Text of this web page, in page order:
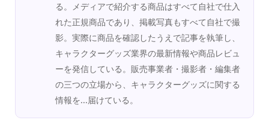
る。メディアで紹介する商品はすべて自社で仕入
れた正規商品であり、掲載写真もすべて自社で撮
影。実際に商品を確認したうえで記事を執筆し、
キャラクターグッズ業界の最新情報や商品レビュ
ーを発信している。販売事業者・撮影者・編集者
の三つの立場から、キャラクターグッズに関する
情報を...届けている。